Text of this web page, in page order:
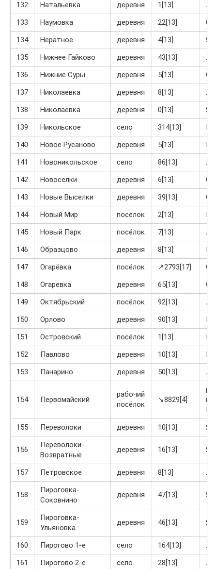
132
Натальевка деревня 1[13]
133
Наумовка деревня 22[13]
134
Нератное деревня 4[13]
135
Нижнее Гайково деревня 43[13]
136
Нижние Суры деревня 5[13]
137
Николаевка деревня 8[13]
138
Николаевка деревня 0[13]
139
Никольское село 314[13]
140
Новое Русаново деревня 5[13]
141
Новоникольское село 86[13]
142
Новоселки деревня 6[13]
143
Новые Выселки деревня 39[13]
144
Новый Мир посёлок 2[13]
145
Новый Парк посёлок 7[13]
146
Образцово деревня 8[13]
147
Огарёвка посёлок ↗2793[17]
148
Огаревка деревня 65[13]
149
Октябрьский посёлок 92[13]
150
Орлово деревня 90[13]
151
Островский посёлок 1[13]
152
Павлово деревня 10[13]
153
Панарино деревня 50[13]
154 Первомайский
рабочий
посёлок
↘8829[4]
155
Переволоки деревня 10[13]
156
Переволоки-
Возвратные
деревня 16[13]
157 Петровское деревня 8[13]
158
Пироговка-
Соковнино
деревня 47[13]
159
Пироговка-
Ульяновка
деревня 46[13]
160 Пирогово 1-е село 164[13]
161
Пирогово 2-е село 28[13]